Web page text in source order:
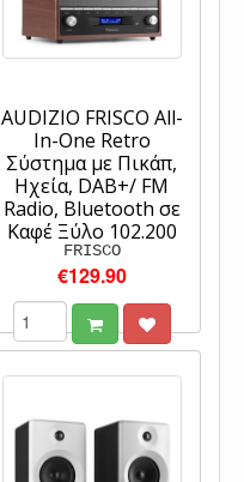
AUDIZIO FRISCO All-
In-One Retro
Σύστημα με Πικάπ,
Ηχεία, DAB+/ FM
Radio, Bluetooth σε
Καφέ Ξύλο 102.200
FRISCO
€129.90